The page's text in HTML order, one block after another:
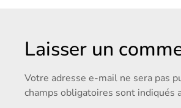
Laisser un
Votre adresse e-mail ne sera pas
champs obligatoires sont indiqués